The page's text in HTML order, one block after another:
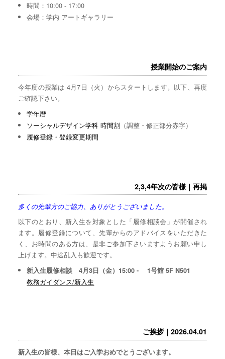
時間：10:00 - 17:00
会場：学内 アートギャラリー
授業開始のご案内
今年度の授業は 4月7日（火）からスタートします。以下、再度
ご確認下さい。
学年暦
ソーシャルデザイン学科 時間割 （調整・修正部分赤字）
履修登録・登録変更期間
2,3,4年次の皆様｜再掲
多くの先輩方のご協力、ありがとうございました。
以下のとおり、新入生を対象とした「履修相談会」が開催され
ます。履修登録について、先輩からのアドバイスをいただきた
く、お時間のある方は、是非ご参加下さいますようお願い申し
上げます。中途乱入も歓迎です。
新入生履修相談 4月3日（金）15:00 - 1号館 5F N501
教務ガイダンス/新入生
ご挨拶｜2026.04.01
新入生の皆様、本日はご入学おめでとうございます。